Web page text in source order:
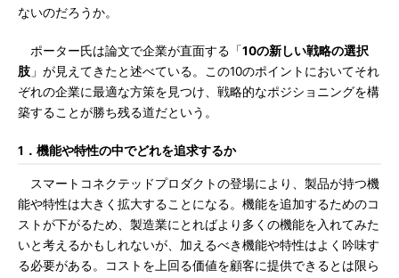
ないのだろうか。
ポーター氏は論文で企業が直面する「10の新しい戦略の選択
肢 」が見えてきたと述べている。この10のポイントにおいてそれ
ぞれの企業に最適な方策を見つけ、戦略的なポジショニングを構
築することが勝ち残る道だという。
1．機能や特性の中でどれを追求するか
スマートコネクテッドプロダクトの登場により、製品が持つ機
能や特性は大きく拡大することになる。機能を追加するためのコ
ストが下がるため、製造業にとればより多くの機能を入れてみた
いと考えるかもしれないが、加えるべき機能や特性はよく吟味す
る必要がある。コストを上回る価値を顧客に提供できるとは限ら